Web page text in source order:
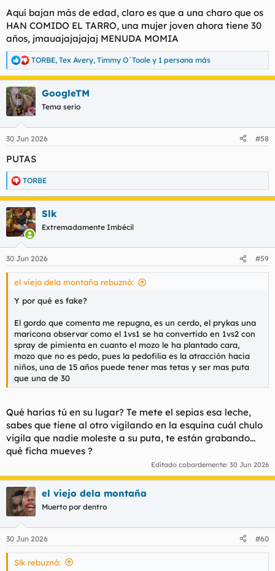
Aquí bajan más de edad, claro es que a una charo que os
HAN COMIDO EL TARRO, una mujer joven ahora tiene 30
años, jmauajajajajaj MENUDA MOMIA
R
e
a
c
c
i
e
:
TORBE, Tex Avery, Timmy O´Toole y 1 persona más
GoogleTM
Tema serio
30 Jun 2026 #58
PUTAS
R
e
a
c
c
i
e
s
TORBE
Slk
Extremadamente Imbécil
30 Jun 2026 #59
el viejo dela montaña rebuznó:
Y por qué es fake?
El gordo que comenta me repugna, es un cerdo, el prykas una
maricona observar como el 1vs1 se ha convertido en 1vs2 con
spray de pimienta en cuanto el mozo le ha plantado cara,
mozo que no es pedo, pues la pedofilia es la atracción hacia
niños, una de 15 años puede tener mas tetas y ser mas puta
que una de 30
Qué harías tú en su lugar? Te mete el sepias esa leche,
sabes que tiene al otro vigilando en la esquina cuál chulo
vigila que nadie moleste a su puta, te están grabando...
qué ficha mueves ?
Editado cobardemente: 30 Jun 2026
el viejo dela montaña
Muerto por dentro
30 Jun 2026 #60
Slk rebuznó: